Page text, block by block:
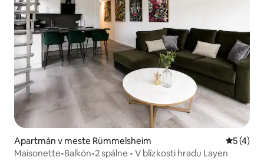
Apartmán v meste Rümmelsheim
5 (4)
Maisonette•Balkón•2 spálne • V blízkosti hradu Layen